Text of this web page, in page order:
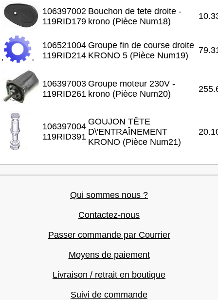
106397002
119RID179
Bouchon de tete droite -
krono (Pièce Num18)
' '
106521004
119RID214
Groupe fin de course droite
KRONO 5 (Pièce Num19)
106397003
119RID261
Groupe moteur 230V -
krono (Pièce Num20)
106397004
119RID391
GOUJON TÊTE
D\'ENTRAÎNEMENT
KRONO (Pièce Num21)
Qui sommes nous ?
Contactez-nous
Passer commande par Courrier
Moyens de paiement
Livraison / retrait en boutique
Suivi de commande